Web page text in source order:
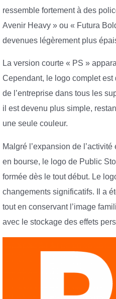
ressemble fortement à des
Avenir Heavy » ou « Futura
devenues légèrement plus
La version courte « PS »
Cependant, le logo complet
de l’entreprise dans tous les
il est devenu plus simple,
une seule couleur.
Malgré l’expansion de
en bourse, le logo de Public
formée dès le tout début. Le
changements significatifs. Il a
tout en conservant l’image
avec le stockage des effets